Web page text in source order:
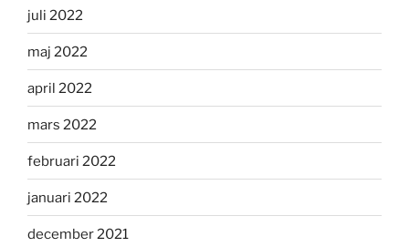
juli 2022
maj 2022
april 2022
mars 2022
februari 2022
januari 2022
december 2021